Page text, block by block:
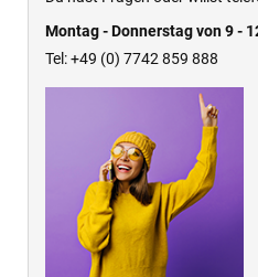
Montag - Donnerstag von 9 -
Tel: +49 (0) 7742 859 888